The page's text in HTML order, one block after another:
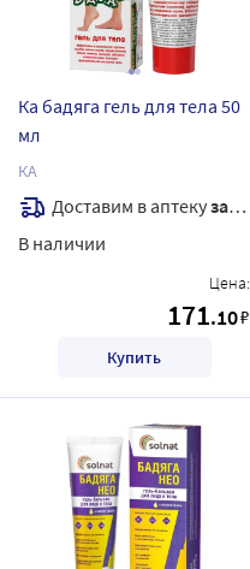
Ка бадяга гель для тела 50
мл
КА
Доставим в аптекузавтра
В наличии
Цена:
171.10₽
Купить